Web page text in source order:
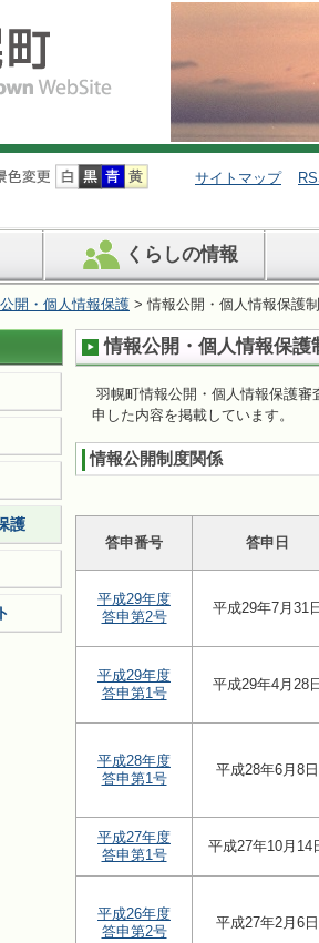
サイトマップ
くらしの情報
開・個人情報保護 > 情報公開・個人情報保護
情報公開・個人情報保
羽幌町情報公開・個人情報保護
申した内容を掲載しています。
情報公開制度関係
答申番号 答申日
平成29年度
答申第2号
平成29年7月31
平成29年度
答申第1号
平成29年4月28
平成28年度
答申第1号
平成28年6月8日
平成27年度
答申第1号
平成27年10月14
平成26年度
答申第2号
平成27年2月6日
護